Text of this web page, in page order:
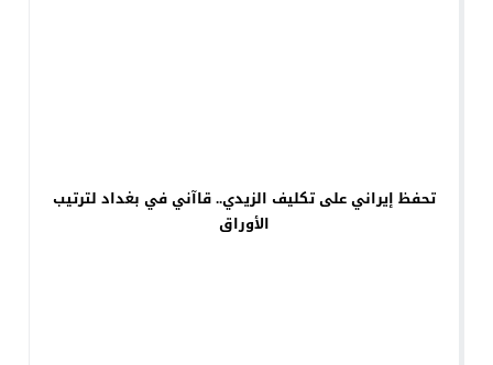
تحفظ إيراني على تكليف الزيدي.. قاآني في بغداد لترتيب
الأوراق